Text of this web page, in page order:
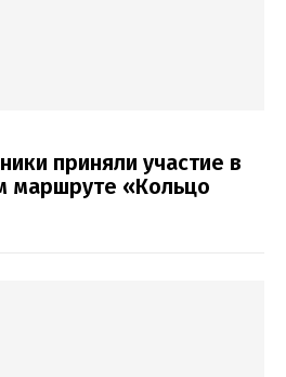
приняли участие в
маршруте «Кольцо